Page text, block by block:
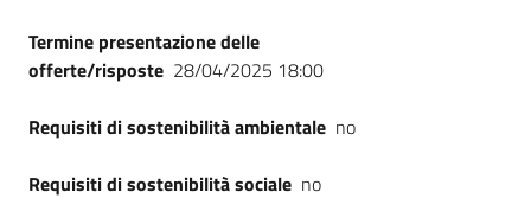
Termine presentazione delle
offerte/risposte 28/04/2025 18:00
Requisiti di sostenibilità ambientale no
Requisiti di sostenibilità sociale no